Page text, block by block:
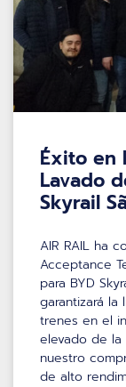
Éxito en
Lavado
Skyrail
AIR RAIL ha
Acceptance
para BYD
garantizará
trenes en el
elevado de la
nuestro
de alto